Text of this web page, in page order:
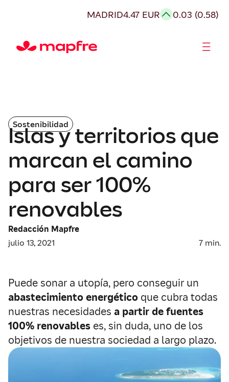
MADRID4.47 EUR 0.03 (0.58)
Sostenibilidad
Islas y territorios que
marcan el camino
para ser 100%
renovables
Redacción Mapfre
julio 13, 2021
7 min.
Puede sonar a utopía, pero conseguir un
abastecimiento energético que cubra todas
nuestras necesidades a partir de fuentes
100% renovables es, sin duda, uno de los
objetivos de nuestra sociedad a largo plazo.